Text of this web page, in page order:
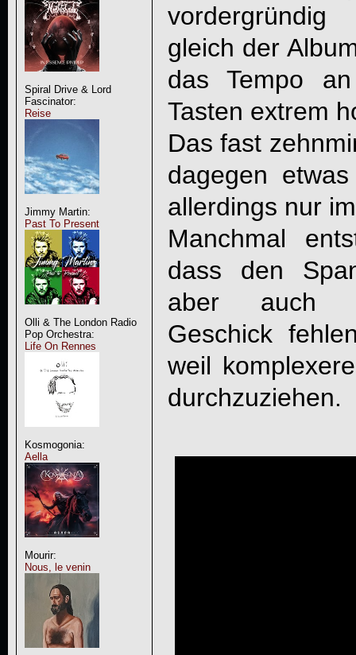
Spiral Drive & Lord
Fascinator:
Reise
Jimmy Martin:
Past To Present
Olli & The London Radio
Pop Orchestra:
Life On Rennes
Kosmogonia:
Aella
Mourir:
Nous, le venin
gleich der
das Tempo
Tasten extrem
Das fast
dagegen
allerdings nur
Manchmal
dass den
aber auch
Geschick
weil
durchzuziehen.